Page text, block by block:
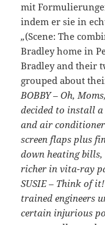
mit
indem er sie in
„(Scene: The
Bradley home in
Bradley and their
grouped about
BOBBY – Oh,
decided to install
and air
screen flaps plus
down heating bills,
richer in vita-ray
SUSIE – Think of
trained engineers
certain injurious